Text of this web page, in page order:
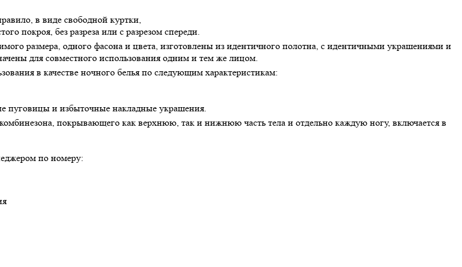
в виде свободной куртки,
покроя, без разреза или с разрезом спереди.
размера, одного фасона и цвета, изготовлены из идентичного полотна, с идентичными украшениями и
для совместного использования одним и тем же лицом.
в качестве ночного белья по следующим характеристикам:
пуговицы и избыточные накладные украшения.
покрывающего как верхнюю, так и нижнюю часть тела и отдельно каждую ногу, включается в
по номеру: